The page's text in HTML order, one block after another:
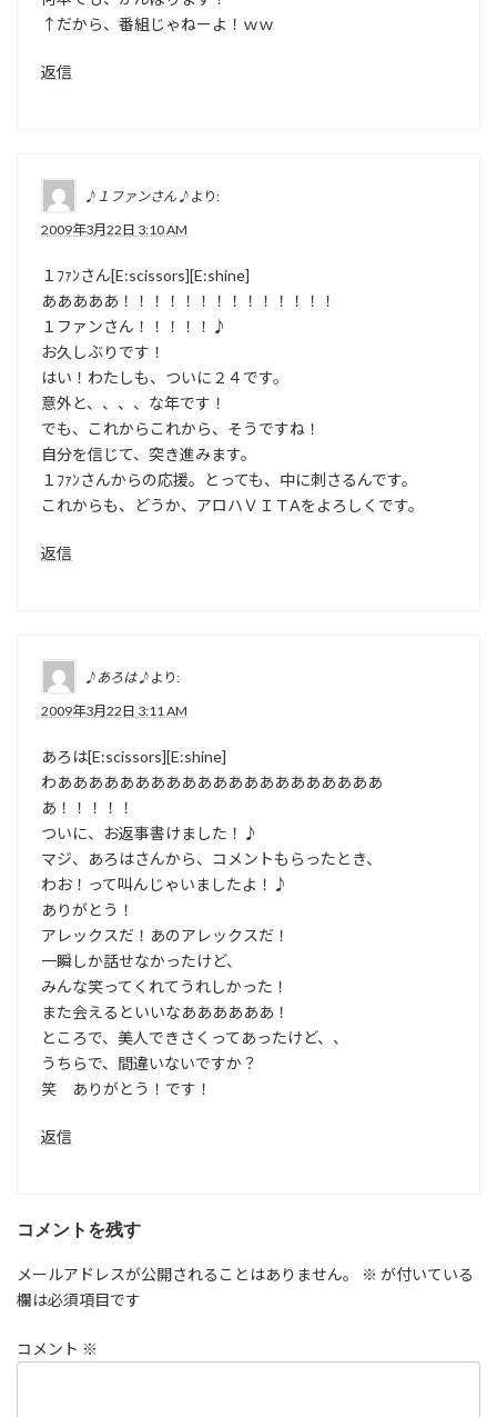
↑だから、番組じゃねーよ！ｗｗ
返信
♪１ファンさん♪ より:
2009年3月22日 3:10 AM
１ﾌｧﾝさん[E:scissors][E:shine]
あああああ！！！！！！！！！！！！！！
１ファンさん！！！！！♪
お久しぶりです！
はい！わたしも、ついに２４です。
意外と、、、、な年です！
でも、これからこれから、そうですね！
自分を信じて、突き進みます。
１ﾌｧﾝさんからの応援。とっても、中に刺さるんです。
これからも、どうか、アロハＶＩＴAをよろしくです。
返信
♪あろは♪ より:
2009年3月22日 3:11 AM
あろは[E:scissors][E:shine]
わあああああああああああああああああああああ
あ！！！！！
ついに、お返事書けました！♪
マジ、あろはさんから、コメントもらったとき、
わお！って叫んじゃいましたよ！♪
ありがとう！
アレックスだ！あのアレックスだ！
一瞬しか話せなかったけど、
みんな笑ってくれてうれしかった！
また会えるといいなああああああ！
ところで、美人できさくってあったけど、、
うちらで、間違いないですか？
笑 ありがとう！です！
返信
コメントを残す
メールアドレスが公開されることはありません。 ※ が付いている
欄は必須項目です
コメント ※